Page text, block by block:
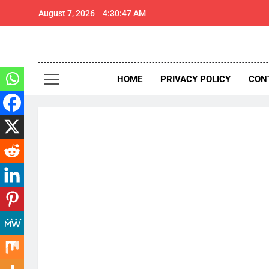
August 7, 2026 4:30:48 AM
Thar
HOME PRIVACY POLICY